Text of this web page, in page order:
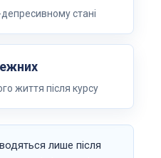
стані
життя після курсу
лише після